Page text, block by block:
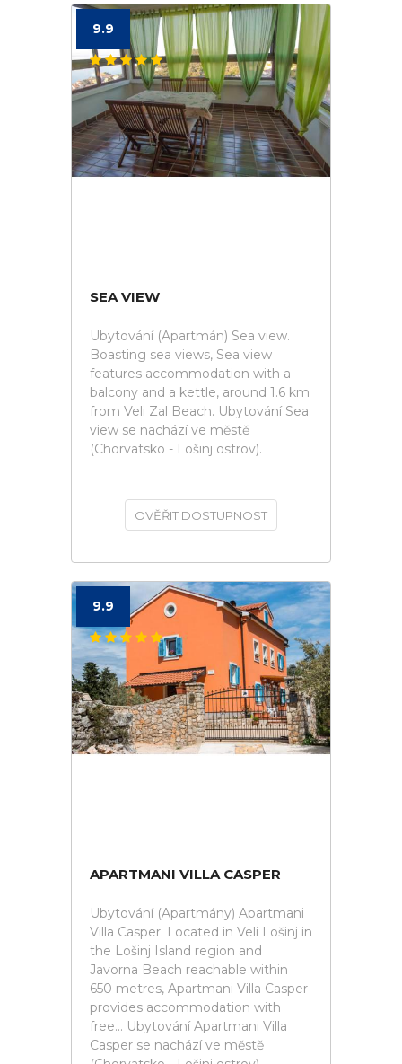
9.9
SEA VIEW
Ubytování (Apartmán) Sea view.
Boasting sea views, Sea view
features accommodation with a
balcony and a kettle, around 1.6 km
from Veli Zal Beach. Ubytování Sea
view se nachází ve městě
(Chorvatsko - Lošinj ostrov).
OVĚŘIT DOSTUPNOST
9.9
APARTMANI VILLA CASPER
Ubytování (Apartmány) Apartmani
Villa Casper. Located in Veli Lošinj in
the Lošinj Island region and
Javorna Beach reachable within
650 metres, Apartmani Villa Casper
provides accommodation with
free... Ubytování Apartmani Villa
Casper se nachází ve městě